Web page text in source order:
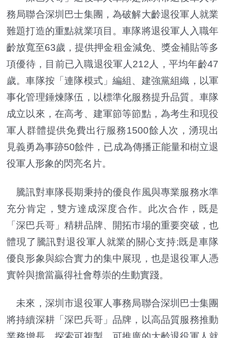
務局聯合深圳巴士集團，為破解大齡退役軍人就業
難題打造的重點就業項目。車隊將退役軍人入職年
齡放寬至63歲，提供押金租金減免、獎金補貼等多
項優待，目前已入職退役軍人212人，平均年齡47
歲。車隊按「連隊模式」編組、建強黨組織，以軍
事化管理錘煉隊伍，以標準化服務提升品質。車隊
成立以來，在高考、建軍節等節點，為考生和現役
軍人群體提供免費出行服務1500餘人次，湧現出
見義勇為事跡50餘件，已成為傳播正能量和樹立退
役軍人形象的閃亮名片。
騰訊對車隊長期秉持的優良作風與專業服務水準
充分肯定，雙方達成深度合作。此次合作，既是
「深巴兵哥」精耕品牌、開拓市場的重要突破，也
體現了騰訊對退役軍人就業的關心支持;既是車隊
優良形象與綜合實力的集中展現，也是退役軍人憑
實幹與擔當贏得社會尊崇的生動實踐。
未來，深圳市退役軍人事務局聯合深圳巴士集團
將持續深耕「深巴兵哥」品牌，以高品質服務推動